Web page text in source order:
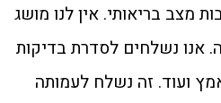
מצב בריאותי. אין לנו מושג
אנו נשלחים לסדרת בדיקות
ועוד. זה נשלח לעמותה